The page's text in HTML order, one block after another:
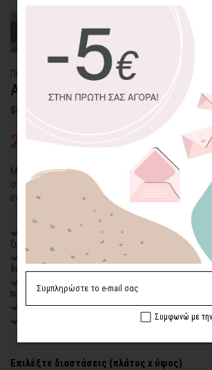
ΠΙΝΑΚΑΣ ΚΑΜΒΑΣ
ΑΝΑΚΑΤΑΤΑΞΗ
SKU: CVPS-265-P
27,95€
Μίνιμαλ θέμα σε πίνακα καμβά με καφέ και μαύρα
στοιχεία. Συνδυάζεται με θέματα της ίδιας
εντυπωσιακό αποτέλεσμα.
100% πιστοποιημένος βαμβακερός καμβάς
ξυλείας
Οικολογική εκτύπωση
με μελάνια νερού
διαλύτες και οσμές
Δυνατότητα προσθήκηςξύλινης
πολλές επιλογές
Χειροποίητη κατασκευή, ένας – ένας
Έτοιμοι για τοποθέτηση – με κρυφό
Επιλέξτε διαστάσεις (πλάτος x ύψος)
Συμφωνώ με την